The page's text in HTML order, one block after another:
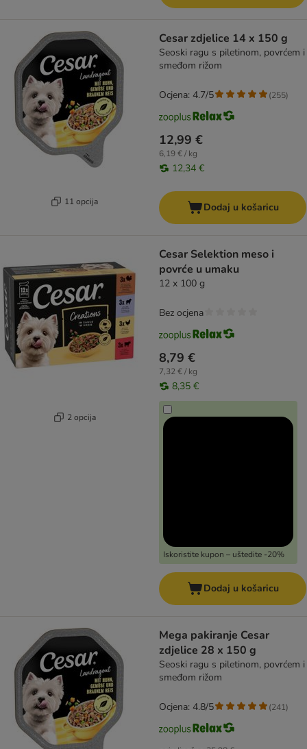
11 opcija
Cesar zdjelice 14 x 150 g
Seoski ragu s piletinom, povrćem i
smeđom rižom
12,99 €
6,19 € / kg
12,34 €
Ocjena: 4.7/5 (255)
Dodaj u košaricu
2 opcija
Cesar Selektion meso i
povrće u umaku
12 x 100 g
8,79 €
7,32 € / kg
8,35 €
Iskoristite kupon – uštedite -20%
Bez ocjena
Dodaj u košaricu
Mega pakiranje Cesar
zdjelice 28 x 150 g
Seoski ragu s piletinom, povrćem i
smeđom rižom
Ocjena: 4.8/5 (241)